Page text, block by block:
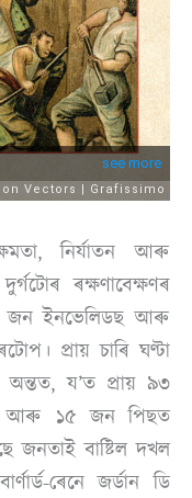
নিৰ্যাতন আৰু
ৰক্ষণাবেক্ষণৰ
জন ইনভেলিডছ আৰু
প্ৰায় চাৰি ঘণ্টা
অন্তত, য’ত প্ৰায় ৯৩
আৰু ১৫ জন পিছত
জনতাই বাষ্টিল দখল
ৰেনে জৰ্ডান ডি